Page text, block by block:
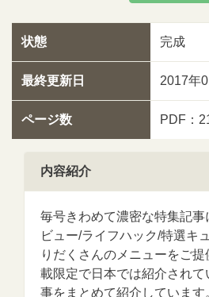
状態 完成
最終更新日 2017年
ページ数 PDF：
内容紹介
毎号きわめて濃密な特集記事
ビュー/ライフハック/特選キ
りだくさんのメニューをご
載限定で日本では紹介され
事をまとめて紹介しています